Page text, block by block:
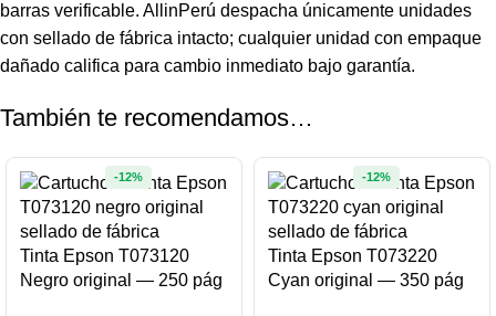
barras verificable. AllinPerú despacha únicamente unidades
con sellado de fábrica intacto; cualquier unidad con empaque
dañado califica para cambio inmediato bajo garantía.
También te recomendamos…
Tinta Epson T073120
Negro original — 250 pág
-12%
Tinta Epson T073220
Cyan original — 350 pág
-12%